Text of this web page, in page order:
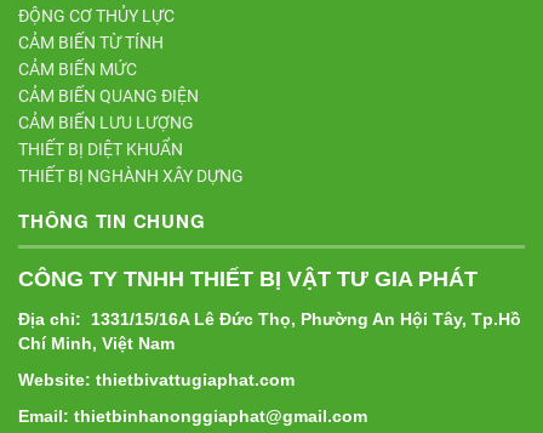
ĐỘNG CƠ THỦY LỰC
CẢM BIẾN TỪ TÍNH
CẢM BIẾN MỨC
CẢM BIẾN QUANG ĐIỆN
CẢM BIẾN LƯU LƯỢNG
THIẾT BỊ DIỆT KHUẨN
THIẾT BỊ NGHÀNH XÂY DỰNG
THÔNG TIN CHUNG
CÔNG TY TNHH THIẾT BỊ VẬT TƯ GIA PHÁT
Địa chỉ: 1331/15/16A Lê Đức Thọ, Phường An Hội Tây, Tp.Hồ
Chí Minh, Việt Nam
Website: thietbivattugiaphat.com
Email: thietbinhanonggiaphat@gmail.com